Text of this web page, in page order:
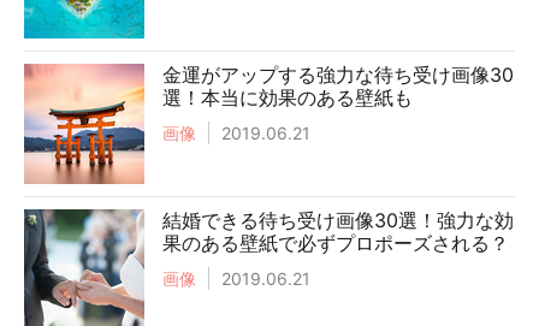
金運がアップする強力な待ち受け画像30
選！本当に効果のある壁紙も
画像 2019.06.21
結婚できる待ち受け画像30選！強力な効
果のある壁紙で必ずプロポーズされる？
画像 2019.06.21